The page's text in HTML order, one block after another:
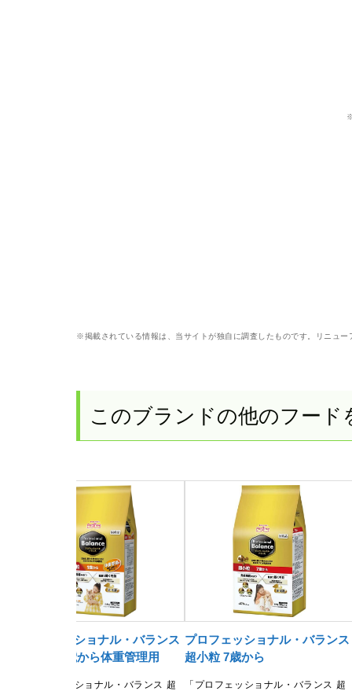
※掲載されている情報は、当サイトが独自に調査したものです。リニュ
このブランドの他のフード
プロフェッショナル・バランス
超小粒 １歳から体重管理用
「プロフェッショナル・バランス 超
プロフェッショナル・バランス
超小粒 7歳から
「プロフェッショナル・バランス 超